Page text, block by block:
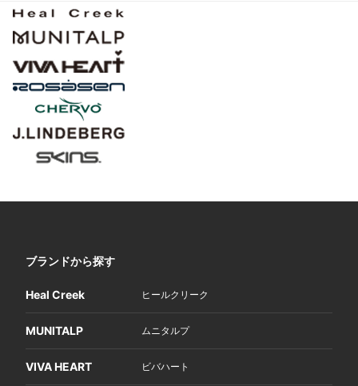
ブランドから探す
Heal Creek ヒールクリーク
MUNITALP ムニタルプ
VIVA HEART ビバハート